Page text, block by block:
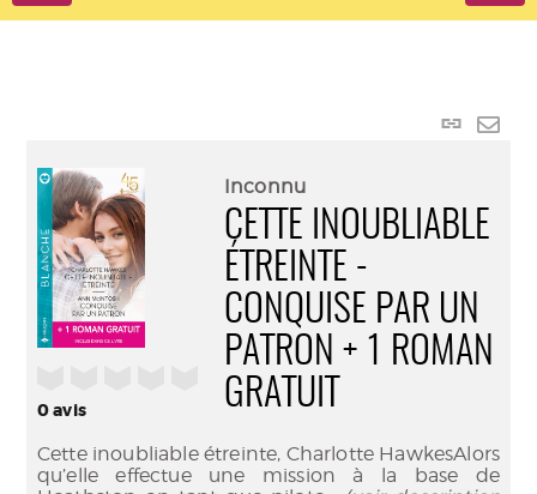
Lien
mail
0avis
Inconnu
CETTE INOUBLIABLE
ÉTREINTE -
CONQUISE PAR UN
PATRON + 1 ROMAN
GRATUIT
Cette inoubliable étreinte, Charlotte HawkesAlors
qu’elle effectue une mission à la base de